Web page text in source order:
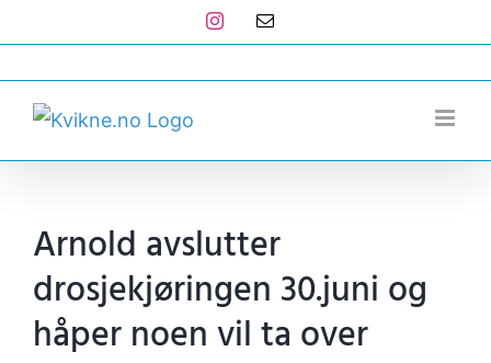
to
content
Instagram
E-
Arnold avslutter
drosjekjøringen 30.juni og
håper noen vil ta over